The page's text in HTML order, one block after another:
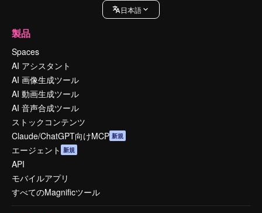
日本語
製品
Spaces
AI アシスタント
AI 画像生成ツール
AI 動画生成ツール
AI 音声合成ツール
ストックコンテンツ
Claude/ChatGPT向けMCP 新規
エージェント 新規
API
モバイルアプリ
すべてのMagnificツール